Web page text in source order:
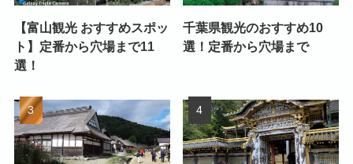
【富山観光 おすすめスポッ
ト】定番から穴場まで11
選！
千葉県観光のおすすめ10
選！定番から穴場まで